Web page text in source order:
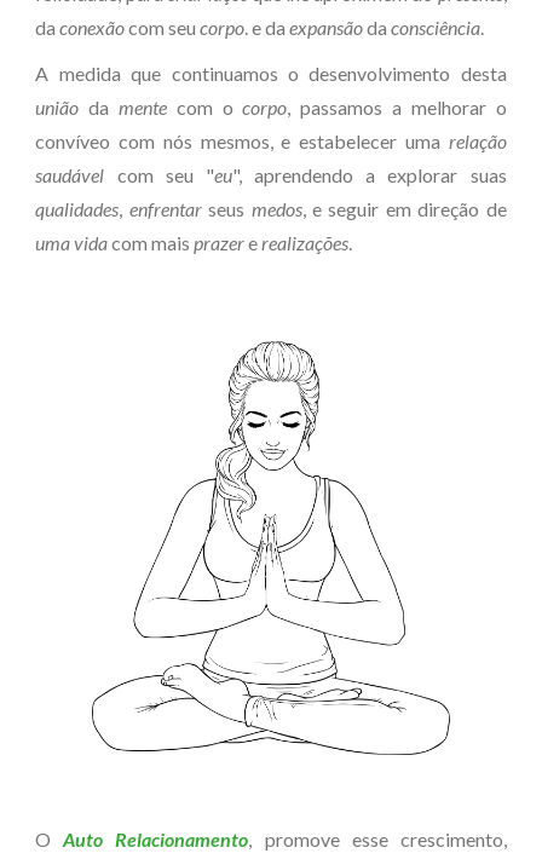
daconexãocom seu corpo . e daexpansãodaconsciência
A medida que continuamos o desenvolvimento desta
união damente com ocorpo, passamos a melhorar o
convíveo com nós mesmos, e estabelecer uma relação
saudável com seu "eu", aprendendo a explorar suas
qualidades, enfrentarseus medos, e seguir em direção de
uma vidacom maisprazererealizações.
OAuto Relacionamento, promove esse crescimento,